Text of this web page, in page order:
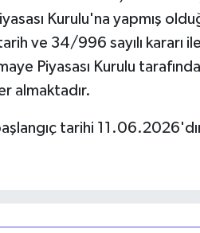
Kurulu'na yapmış
ve 34/996 sayılı kararı
Piyasası Kurulu
almaktadır.
tarihi